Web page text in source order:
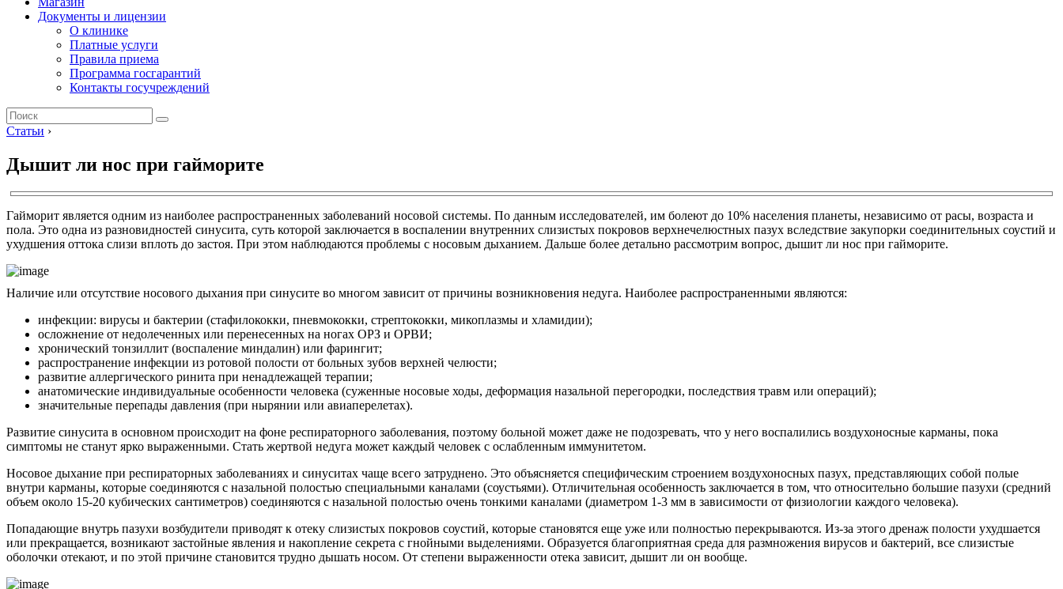
Документы и лицензии
О клинике
Платные услуги
Правила приема
Программа госгарантий
Контакты госучреждений
Статьи ›
Дышит ли нос при гайморите
Гайморит является одним из наиболее распространенных заболеваний носовой системы. По данным исследователей, им болеют до 10% населения планеты, независимо от расы, возраста и
пола. Это одна из разновидностей синусита, суть которой заключается в воспалении внутренних слизистых покровов верхнечелюстных пазух вследствие закупорки соединительных соустий и
ухудшения оттока слизи вплоть до застоя. При этом наблюдаются проблемы с носовым дыханием. Дальше более детально рассмотрим вопрос, дышит ли нос при гайморите.
Наличие или отсутствие носового дыхания при синусите во многом зависит от причины возникновения недуга. Наиболее распространенными являются:
инфекции: вирусы и бактерии (стафилококки, пневмококки, стрептококки, микоплазмы и хламидии);
осложнение от недолеченных или перенесенных на ногах ОРЗ и ОРВИ;
хронический тонзиллит (воспаление миндалин) или фарингит;
распространение инфекции из ротовой полости от больных зубов верхней челюсти;
развитие аллергического ринита при ненадлежащей терапии;
анатомические индивидуальные особенности человека (суженные носовые ходы, деформация назальной перегородки, последствия травм или операций);
значительные перепады давления (при нырянии или авиаперелетах).
Развитие синусита в основном происходит на фоне респираторного заболевания, поэтому больной может даже не подозревать, что у него воспалились воздухоносные карманы, пока
симптомы не станут ярко выраженными. Стать жертвой недуга может каждый человек с ослабленным иммунитетом.
Носовое дыхание при респираторных заболеваниях и синуситах чаще всего затруднено. Это объясняется специфическим строением воздухоносных пазух, представляющих собой полые
внутри карманы, которые соединяются с назальной полостью специальными каналами (соустьями). Отличительная особенность заключается в том, что относительно большие пазухи (средний
объем около 15-20 кубических сантиметров) соединяются с назальной полостью очень тонкими каналами (диаметром 1-3 мм в зависимости от физиологии каждого человека).
Попадающие внутрь пазухи возбудители приводят к отеку слизистых покровов соустий, которые становятся еще уже или полностью перекрываются. Из-за этого дренаж полости ухудшается
или прекращается, возникают застойные явления и накопление секрета с гнойными выделениями. Образуется благоприятная среда для размножения вирусов и бактерий, все слизистые
оболочки отекают, и по этой причине становится трудно дышать носом. От степени выраженности отека зависит, дышит ли он вообще.